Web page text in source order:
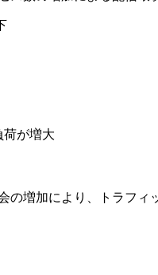
の増加により、トラフィ